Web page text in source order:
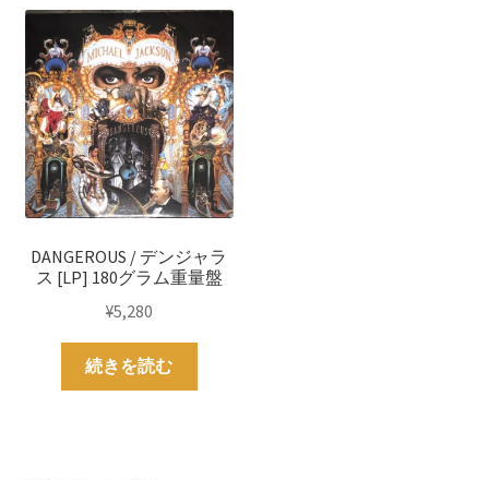
DANGEROUS / デンジャラ
ス [LP] 180グラム重量盤
¥5,280
続きを読む